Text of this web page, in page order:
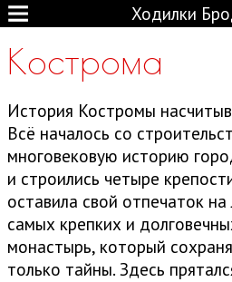
Ходилки
Кострома
История Костромы
Всё началось со
многовековую историю
и строились четыре
оставила свой отпечаток
самых крепких и
монастырь, который
только тайны. Здесь